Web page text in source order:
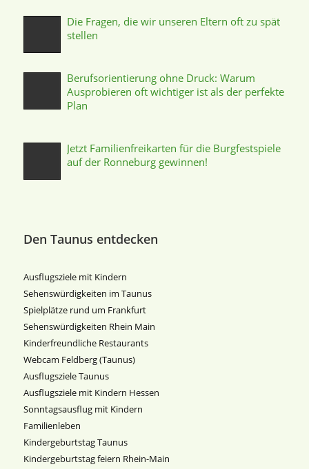
Die Fragen, die wir unseren Eltern oft zu spät
stellen
Berufsorientierung ohne Druck: Warum
Ausprobieren oft wichtiger ist als der perfekte
Plan
Jetzt Familienfreikarten für die Burgfestspiele
auf der Ronneburg gewinnen!
Den Taunus entdecken
Ausflugsziele mit Kindern
Sehenswürdigkeiten im Taunus
Spielplätze rund um Frankfurt
Sehenswürdigkeiten Rhein Main
Kinderfreundliche Restaurants
Webcam Feldberg (Taunus)
Ausflugsziele Taunus
Ausflugsziele mit Kindern Hessen
Sonntagsausflug mit Kindern
Familienleben
Kindergeburtstag Taunus
Kindergeburtstag feiern Rhein-Main